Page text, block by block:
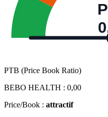
PTB (Price Book Ratio)
BEBO HEALTH : 0,00
Price/Book : attractif